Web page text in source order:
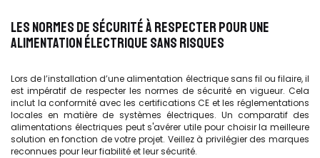
LES NORMES DE SÉCURITÉ À RESPECTER POUR UNE
ALIMENTATION ÉLECTRIQUE SANS RISQUES
Lors de l’installation d’une alimentation électrique sans fil ou filaire, il
est impératif de respecter les normes de sécurité en vigueur. Cela
inclut la conformité avec les certifications CE et les réglementations
locales en matière de systèmes électriques. Un comparatif des
alimentations électriques peut s'avérer utile pour choisir la meilleure
solution en fonction de votre projet. Veillez à privilégier des marques
reconnues pour leur fiabilité et leur sécurité.